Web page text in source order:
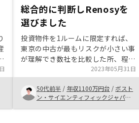
総合的に判断しRenosyを
選びました
投資物件を1ルームに限定すれば、
東京の中古が最もリスクが小さい事
が理解でき数社を比較した所、程よ
い価格の物件紹介や手続きのweb化
による簡略化や物件管理に関して、
RENOSY以上の会社はありませんで
した。担当者からの紹介に頼るので
はなく、RENOCYが担当している物
2023年05月31日
50代前半 / 年収1100万円台 /ボスト
ン・サイエンティフィックジャパン